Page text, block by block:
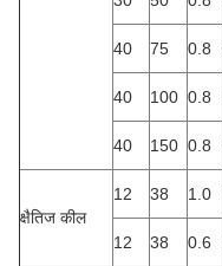
40
75 0.8
40
100 0.8
40
150 0.8
क्षैतिज कील
12 38 1.0
12
38 0.6